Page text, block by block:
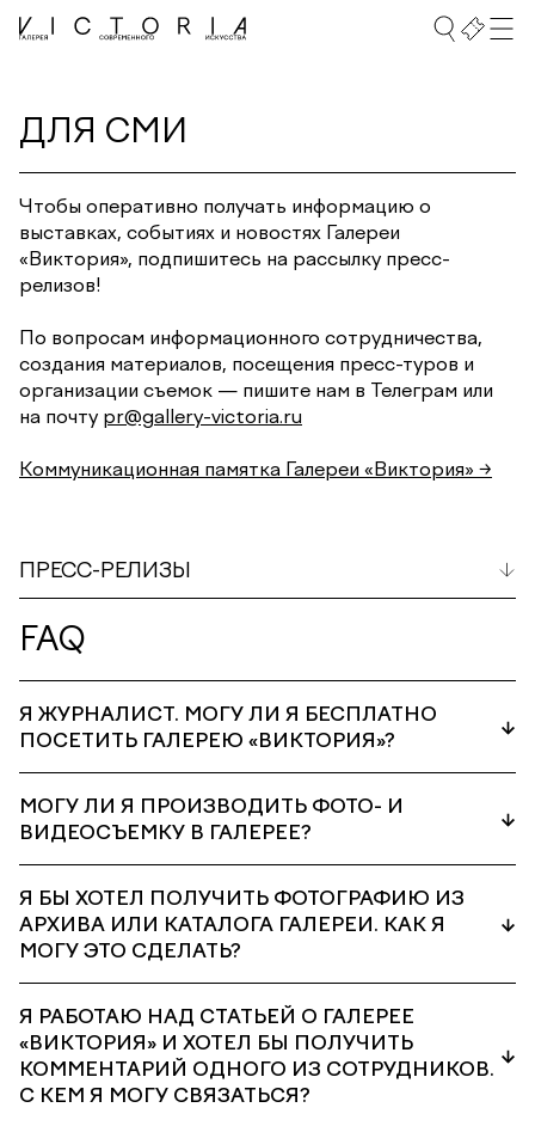
ДЛЯ СМИ
Чтобы оперативно получать информацию о
выставках, событиях и новостях Галереи
«Виктория», подпишитесь на рассылку пресс-
релизов!
По вопросам информационного сотрудничества,
создания материалов, посещения пресс-туров и
организации съемок — пишите нам в Телеграм или
на почту pr@gallery-victoria.ru
Коммуникационная памятка Галереи «Виктория» →
ПРЕСС-РЕЛИЗЫ
FAQ
Я ЖУРНАЛИСТ. МОГУ ЛИ Я БЕСПЛАТНО
ПОСЕТИТЬ ГАЛЕРЕЮ «ВИКТОРИЯ»?
МОГУ ЛИ Я ПРОИЗВОДИТЬ ФОТО- И
ВИДЕОСЪЕМКУ В ГАЛЕРЕЕ?
Я БЫ ХОТЕЛ ПОЛУЧИТЬ ФОТОГРАФИЮ ИЗ
АРХИВА ИЛИ КАТАЛОГА ГАЛЕРЕИ. КАК Я
МОГУ ЭТО СДЕЛАТЬ?
Я РАБОТАЮ НАД СТАТЬЕЙ О ГАЛЕРЕЕ
«ВИКТОРИЯ» И ХОТЕЛ БЫ ПОЛУЧИТЬ
КОММЕНТАРИЙ ОДНОГО ИЗ СОТРУДНИКОВ.
С КЕМ Я МОГУ СВЯЗАТЬСЯ?